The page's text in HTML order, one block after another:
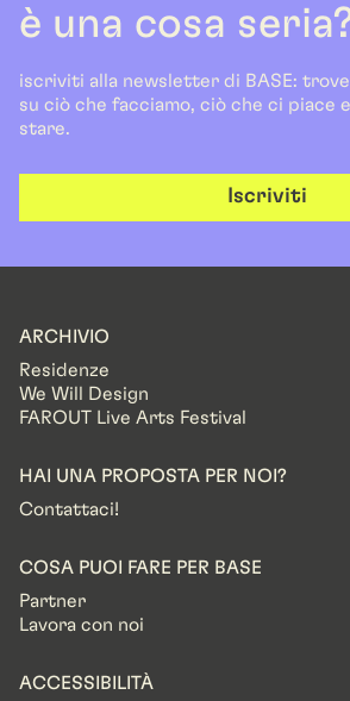
è una cosa
iscriviti alla newsletter di BASE:
su ciò che facciamo, ciò che ci piace
stare.
Iscriviti
ARCHIVIO
Residenze
We Will Design
FAROUT Live Arts Festival
HAI UNA PROPOSTA PER NOI?
Contattaci!
COSA PUOI FARE PER BASE
Partner
Lavora con noi
ACCESSIBILITÀ